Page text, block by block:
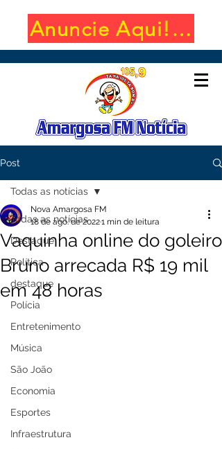
Anuncie Aqui!
Post
Todas as notícias
Destaque
Política
destaque
Polícia
Entretenimento
Música
São João
Economia
Esportes
Infraestrutura
Todas as notícias
Vaquinha online do goleiro
Bruno arrecada R$ 19 mil
em 48 horas
Nova Amargosa FM
18 de ago. de 20221 min de leitura